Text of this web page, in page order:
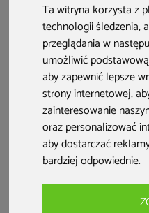
Ta witryna korzysta z
technologii śledzenia,
przeglądania w
umożliwić
aby zapewnić lepsze
strony internetowej,
zainteresowanie
oraz personalizować
aby dostarczać
bardziej odpowiednie.
Ranking saun – co musisz
Wybierz typ sauny
zapewnia
rozgrzewa, a combi